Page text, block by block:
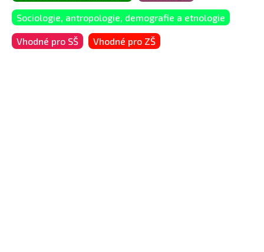
Sociologie, antropologie, demografie a etnologie
Vhodné pro SŠ Vhodné pro ZŠ